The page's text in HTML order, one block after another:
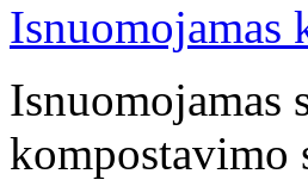
Isnuomojamas
Isnuomojamas